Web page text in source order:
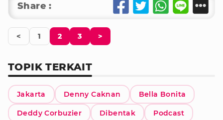
Share :
< 1 2 3 >
TOPIK TERKAIT
Jakarta Denny Caknan Bella Bonita
Deddy Corbuzier Dibentak Podcast